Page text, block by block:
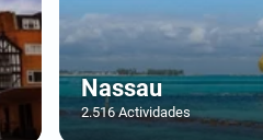
Nassau
2.516 Actividades